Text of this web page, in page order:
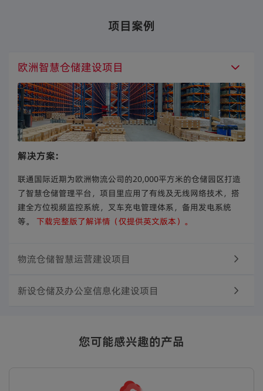
项目案例
欧洲智慧仓储建设项目
解决方案:
联通国际近期为欧洲物流公司的20,000平方米的仓储园区打造
了智慧仓储管理平台，项目里应用了有线及无线网络技术，搭
建全方位视频监控系统，叉车充电管理体系，备用发电系统
等。 下载完整版了解详情（仅提供英文版本）。
物流仓储智慧运营建设项目
新设仓储及办公室信息化建设项目
您可能感兴趣的产品